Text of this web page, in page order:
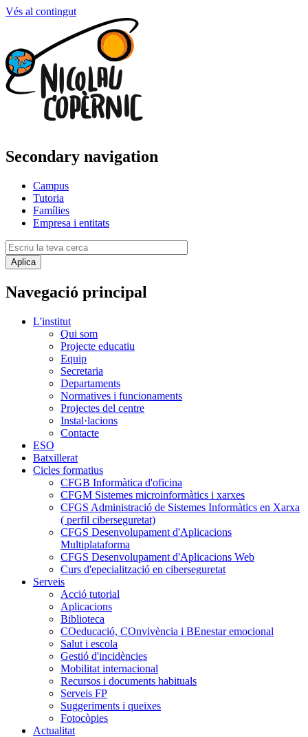
Vés al contingut
Secondary navigation
Campus
Tutoria
Famílies
Empresa i entitats
Navegació principal
L'institut
Qui som
Projecte educatiu
Equip
Secretaria
Departaments
Normatives i funcionaments
Projectes del centre
Instal·lacions
Contacte
ESO
Batxillerat
Cicles formatius
CFGB Informàtica d'oficina
CFGM Sistemes microinformàtics i xarxes
CFGS Administració de Sistemes Informàtics en Xarxa
( perfil ciberseguretat)
CFGS Desenvolupament d'Aplicacions
Multiplataforma
CFGS Desenvolupament d'Aplicacions Web
Curs d'epecialització en ciberseguretat
Serveis
Acció tutorial
Aplicacions
Biblioteca
COeducació, COnvivència i BEnestar emocional
Salut i escola
Gestió d'incidències
Mobilitat internacional
Recursos i documents habituals
Serveis FP
Suggeriments i queixes
Fotocòpies
Actualitat